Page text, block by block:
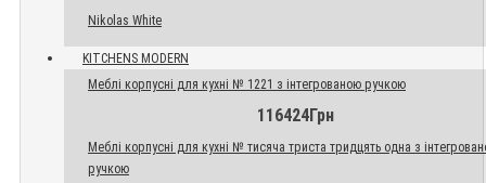
Nikolas White
KITCHENS MODERN
Меблі корпусні для кухні № 1221 з інтегрованою ручкою
116424Грн
Меблі корпусні для кухні № тисяча триста тридцять одна з
ручкою